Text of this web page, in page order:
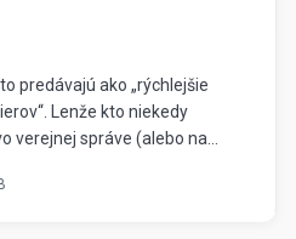
predávajú ako „rýchlejšie
Lenže kto niekedy
verejnej správe (alebo na
medzi ľuďmi – a to na